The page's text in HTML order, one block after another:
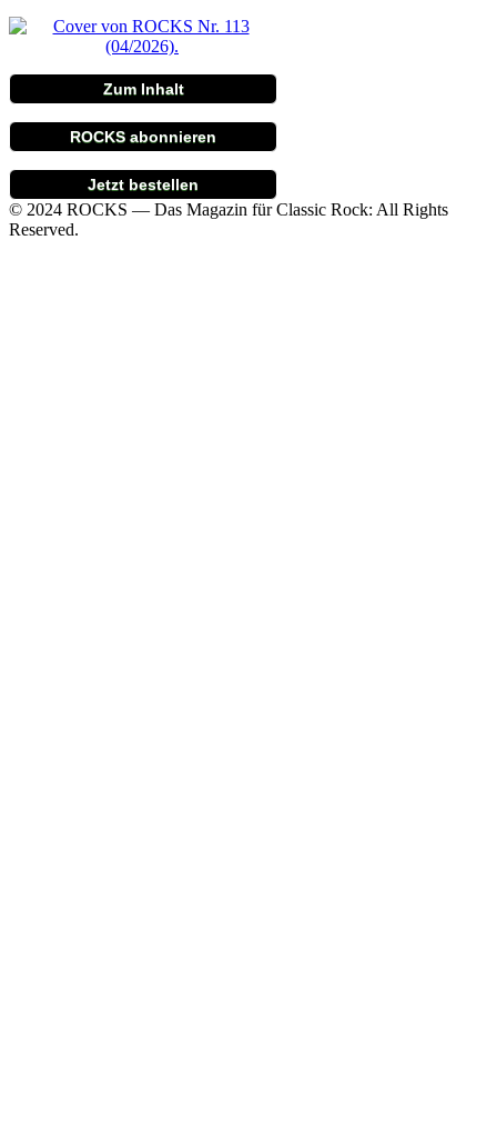
Zum Inhalt
ROCKS abonnieren
Jetzt bestellen
© 2024 ROCKS — Das Magazin für Classic Rock: All Rights
Reserved.